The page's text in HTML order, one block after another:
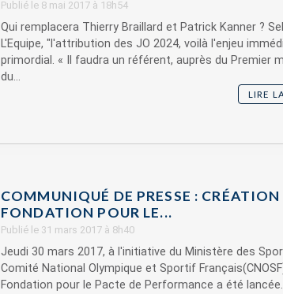
Publié le 8 mai 2017 à 18h54
Qui remplacera Thierry Braillard et Patrick Kanner ?
L'Equipe, "l'attribution des JO 2024, voilà l'enjeu
primordial. « Il faudra un référent, auprès du Premier
du...
LIRE
COMMUNIQUÉ DE PRESSE : CRÉATION
FONDATION POUR LE...
Publié le 31 mars 2017 à 8h40
Jeudi 30 mars 2017, à l'initiative du Ministère des
Comité National Olympique et Sportif
Fondation pour le Pacte de Performance a été